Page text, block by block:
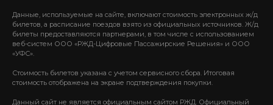
Данные, используемые на сайте, включают стоимость электронных ж/д
билетов, а расписание поездов взято из официальных источников. Ж/д
билеты предоставляются партнерами, в том числе с использованием
веб-систем ООО «РЖД-Цифровые Пассажирские Решения» и ООО
«УФС».
Стоимость билетов указана с учетом сервисного сбора. Итоговая
стоимость отображена на экране подтверждения покупки.
Данный сайт не является официальным сайтом РЖД. Официальный